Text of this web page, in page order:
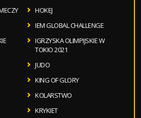
HOKEJ
IEM GLOBAL CHALLENGE
IGRZYSKA OLIMPIJSKIE W
TOKIO 2021
JUDO
KING OF GLORY
KOLARSTWO
KRYKIET